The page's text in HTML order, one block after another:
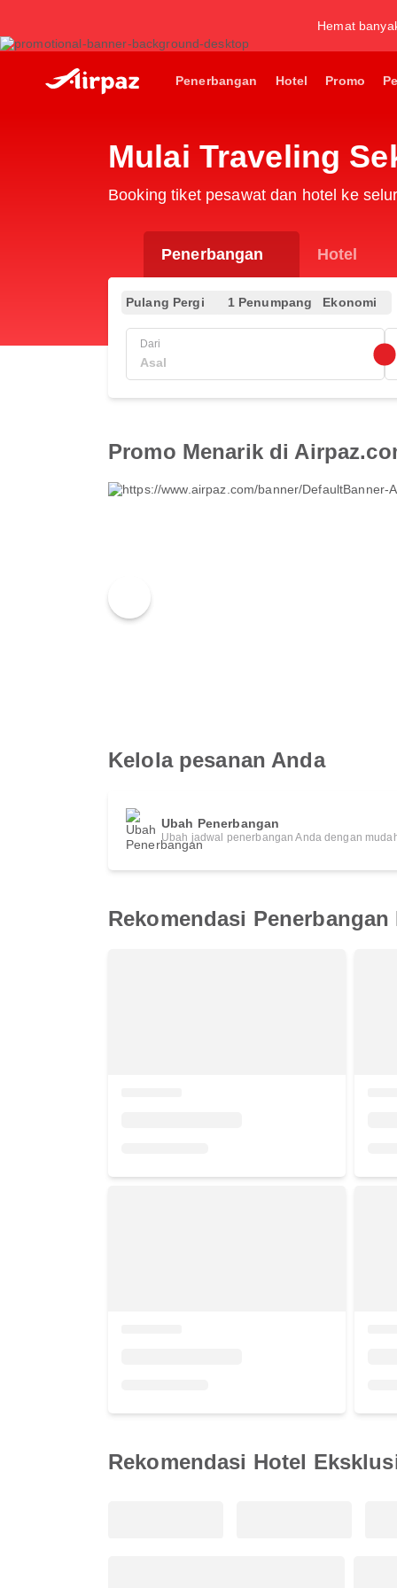
Hemat
Penerbangan Hotel Promo
Mulai Traveling
Booking tiket pesawat dan hotel ke
Penerbangan Hotel
Pulang Pergi 1 Penumpang Ekonomi
Dari
Promo Menarik di
Kelola pesanan Anda
Ubah Penerbangan
Ubah jadwal penerbangan Anda dengan
Rekomendasi
Rekomendasi Hotel